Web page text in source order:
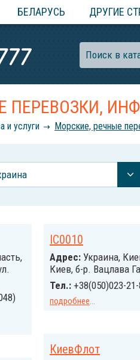
БЕЛАРУСЬ ДРУГИЕ
ПЕРЕВОЗКИ,
и услуги Морские, речные
IC0010
Адрес: Украина,
Киев, б-р. Вацлава
Тел.: +38(050)023-
подробнее...
КиевФлот